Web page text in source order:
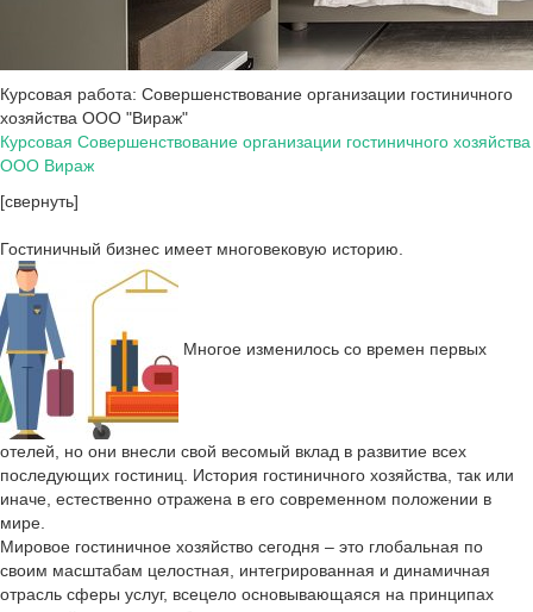
Курсовая работа: Совершенствование организации гостиничного
хозяйства ООО "Вираж"
Курсовая Совершенствование организации гостиничного хозяйства
ООО Вираж
[свернуть]
Гостиничный бизнес имеет многовековую историю.
Многое изменилось со времен первых
отелей, но они внесли свой весомый вклад в развитие всех
последующих гостиниц. История гостиничного хозяйства, так или
иначе, естественно отражена в его современном положении в
мире.
Мировое гостиничное хозяйство сегодня – это глобальная по
своим масштабам целостная, интегрированная и динамичная
отрасль сферы услуг, всецело основывающаяся на принципах